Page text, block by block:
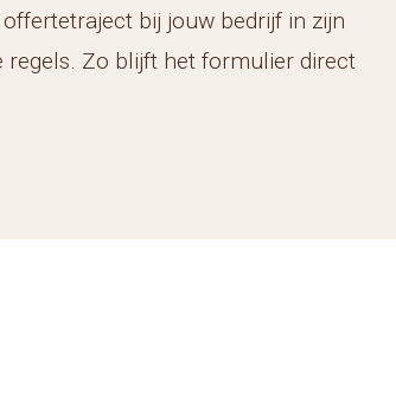
bij jouw bedrijf in zijn
regels. Zo blijft het formulier direct